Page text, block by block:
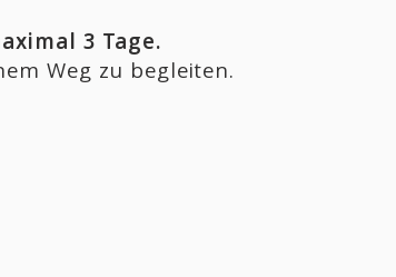
3 Tage.
Weg zu begleiten.